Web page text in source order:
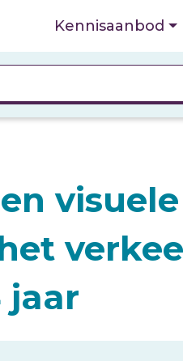
Kennisaanbod
visuele
jaar